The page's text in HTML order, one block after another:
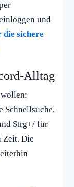
und
die sichere
Alltag
Schnellsuche,
Strg+/ für
Zeit. Die